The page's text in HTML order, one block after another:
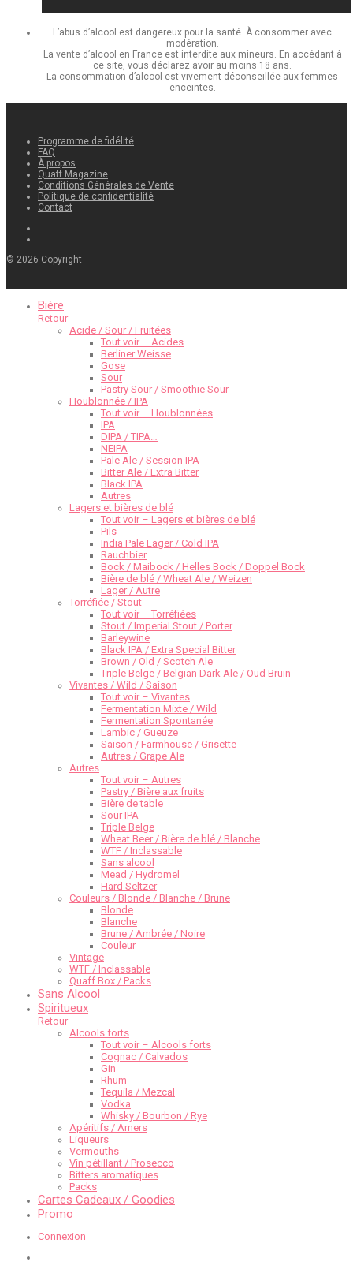
L’abus d’alcool est dangereux pour la santé. À consommer avec
modération.
La vente d’alcool en France est interdite aux mineurs. En accédant à
ce site, vous déclarez avoir au moins 18 ans.
La consommation d’alcool est vivement déconseillée aux femmes
enceintes.
Programme de fidélité
FAQ
À propos
Quaff Magazine
Conditions Générales de Vente
Politique de confidentialité
Contact
© 2026 Copyright
Bière
Retour
Acide / Sour / Fruitées
Tout voir – Acides
Berliner Weisse
Gose
Sour
Pastry Sour / Smoothie Sour
Houblonnée / IPA
Tout voir – Houblonnées
IPA
DIPA / TIPA…
NEIPA
Pale Ale / Session IPA
Bitter Ale / Extra Bitter
Black IPA
Autres
Lagers et bières de blé
Tout voir – Lagers et bières de blé
Pils
India Pale Lager / Cold IPA
Rauchbier
Bock / Maibock / Helles Bock / Doppel Bock
Bière de blé / Wheat Ale / Weizen
Lager / Autre
Torréfiée / Stout
Tout voir – Torréfiées
Stout / Imperial Stout / Porter
Barleywine
Black IPA / Extra Special Bitter
Brown / Old / Scotch Ale
Triple Belge / Belgian Dark Ale / Oud Bruin
Vivantes / Wild / Saison
Tout voir – Vivantes
Fermentation Mixte / Wild
Fermentation Spontanée
Lambic / Gueuze
Saison / Farmhouse / Grisette
Autres / Grape Ale
Autres
Tout voir – Autres
Pastry / Bière aux fruits
Bière de table
Sour IPA
Triple Belge
Wheat Beer / Bière de blé / Blanche
WTF / Inclassable
Sans alcool
Mead / Hydromel
Hard Seltzer
Couleurs / Blonde / Blanche / Brune
Blonde
Blanche
Brune / Ambrée / Noire
Couleur
Vintage
WTF / Inclassable
Quaff Box / Packs
Sans Alcool
Spiritueux
Retour
Alcools forts
Tout voir – Alcools forts
Cognac / Calvados
Gin
Rhum
Tequila / Mezcal
Vodka
Whisky / Bourbon / Rye
Apéritifs / Amers
Liqueurs
Vermouths
Vin pétillant / Prosecco
Bitters aromatiques
Packs
Cartes Cadeaux / Goodies
Promo
Connexion